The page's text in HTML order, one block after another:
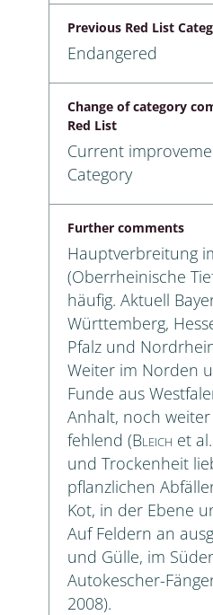
Previous Red List
Endangered
Change of category
Red List
Current
Category
Further comments
Hauptverbreitung
(Oberrheinische
häufig. Aktuell
Württemberg,
Pfalz und
Weiter im Norden
Funde aus
Anhalt, noch
fehlend (Bleich et
und Trockenheit
pflanzlichen
Kot, in der Ebene
Auf Feldern an
und Gülle, im
Autokescher-
2008).